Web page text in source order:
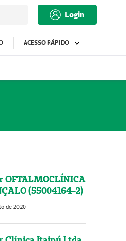
Login
ACESSO RÁPIDO
OFTALMOCLÍNICA
(55004164-2)
de 2020